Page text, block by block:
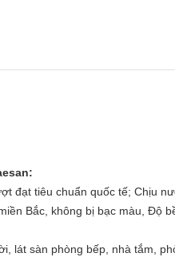
đạt tiêu chuẩn quốc tế; Chịu
Bắc, không bị bạc màu, Độ
lát sàn phòng bếp, nhà tắm,